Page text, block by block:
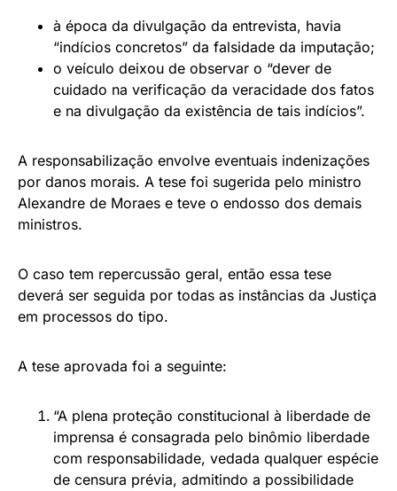
à época da divulgação da entrevista, havia
“indícios concretos” da falsidade da imputação;
o veículo deixou de observar o “dever de
cuidado na verificação da veracidade dos fatos
e na divulgação da existência de tais indícios”.
A responsabilização envolve eventuais indenizações
por danos morais. A tese foi sugerida pelo ministro
Alexandre de Moraes e teve o endosso dos demais
ministros.
O caso tem repercussão geral, então essa tese
deverá ser seguida por todas as instâncias da Justiça
em processos do tipo.
A tese aprovada foi a seguinte:
“A plena proteção constitucional à liberdade de
imprensa é consagrada pelo binômio liberdade
com responsabilidade, vedada qualquer espécie
de censura prévia, admitindo a possibilidade